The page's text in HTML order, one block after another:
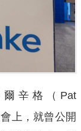
辛格（Pat
上，就曾公開